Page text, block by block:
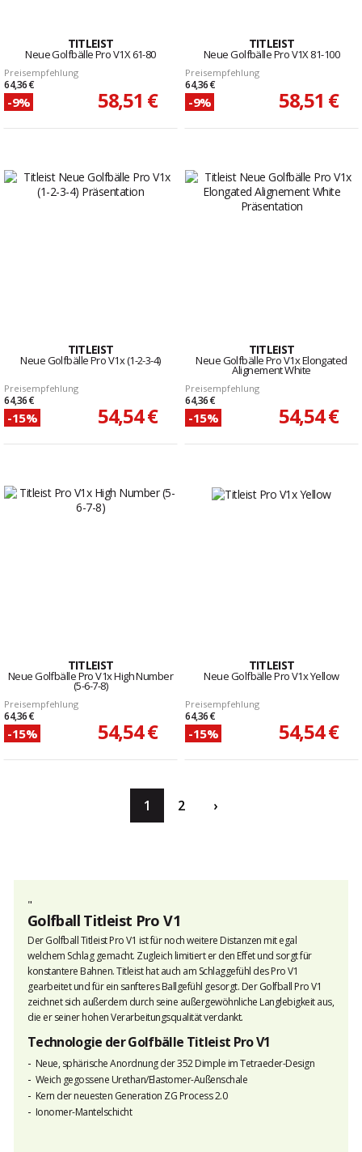
TITLEIST
Neue Golfbälle Pro V1X 61-80
Preisempfehlung
64,36 €
-9% 58,51 €
TITLEIST
Neue Golfbälle Pro V1X 81-100
Preisempfehlung
64,36 €
-9% 58,51 €
TITLEIST
Neue Golfbälle Pro V1x (1-2-3-4)
Preisempfehlung
64,36 €
-15% 54,54 €
TITLEIST
Neue Golfbälle Pro V1x Elongated
Alignement White
Preisempfehlung
64,36 €
-15% 54,54 €
TITLEIST
Neue Golfbälle Pro V1x High Number
(5-6-7-8)
Preisempfehlung
64,36 €
-15% 54,54 €
TITLEIST
Neue Golfbälle Pro V1x Yellow
Preisempfehlung
64,36 €
-15% 54,54 €
1 2 ›
"
Golfball Titleist Pro V1
Der Golfball Titleist Pro V1 ist für noch weitere Distanzen mit egal
welchem Schlag gemacht. Zugleich limitiert er den Effet und sorgt für
konstantere Bahnen. Titleist hat auch am Schlaggefühl des Pro V1
gearbeitet und für ein sanfteres Ballgefühl gesorgt. Der Golfball Pro V1
zeichnet sich außerdem durch seine außergewöhnliche Langlebigkeit aus,
die er seiner hohen Verarbeitungsqualität verdankt.
Technologie der Golfbälle Titleist Pro V1
Neue, sphärische Anordnung der 352 Dimple im Tetraeder-Design
Weich gegossene Urethan/Elastomer-Außenschale
Kern der neuesten Generation ZG Process 2.0
Ionomer-Mantelschicht